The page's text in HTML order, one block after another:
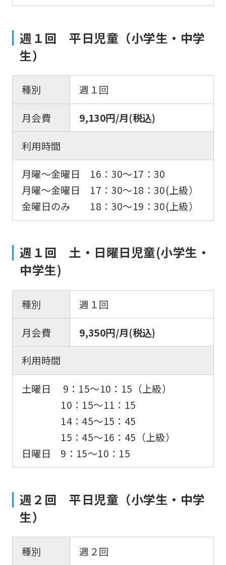
週１回 平日児童（小学生・中学
生）
種別
週１回
月会費
9,130円/月(税込)
利用時間
月曜〜金曜日 16：30〜17：30
月曜〜金曜日 17：30〜18：30(上級）
金曜日のみ 18：30〜19：30(上級）
週１回 土・日曜日児童(小学生・
中学生)
種別
週１回
月会費
9,350円/月(税込)
利用時間
土曜日 9：15〜10：15（上級）
10：15〜11：15
14：45〜15：45
15：45〜16：45（上級）
日曜日 9：15～10：15
週２回 平日児童（小学生・中学
生）
種別 週２回